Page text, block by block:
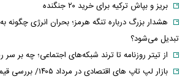
بریز و بپاش ترکیه برای خرید ۲۰ جنگنده
هشدار بزرگ درباره تنگه هرمز؛ بحران انرژی چگونه
تبدیل می‌شود؟
از تیتر روزنامه تا ترند شبکه‌های اجتماعی؛ چه بر